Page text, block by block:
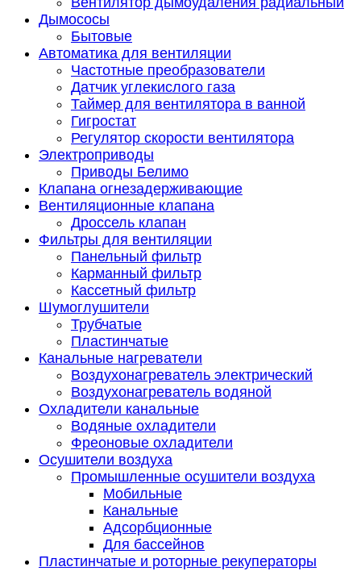
Дымососы
Бытовые
Автоматика для вентиляции
Частотные преобразователи
Датчик углекислого газа
Таймер для вентилятора в ванной
Гигростат
Регулятор скорости вентилятора
Электроприводы
Приводы Белимо
Клапана огнезадерживающие
Вентиляционные клапана
Дроссель клапан
Фильтры для вентиляции
Панельный фильтр
Карманный фильтр
Кассетный фильтр
Шумоглушители
Трубчатые
Пластинчатые
Канальные нагреватели
Воздухонагреватель электрический
Воздухонагреватель водяной
Охладители канальные
Водяные охладители
Фреоновые охладители
Осушители воздуха
Промышленные осушители воздуха
Мобильные
Канальные
Адсорбционные
Для бассейнов
Пластинчатые и роторные рекуператоры